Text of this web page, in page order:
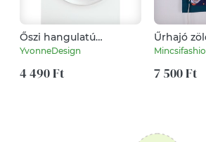
Őszi hangulatú
ásványkarkötő
YvonneDesign
4 490 Ft
Űrhajó
tornazsák
7 500 Ft